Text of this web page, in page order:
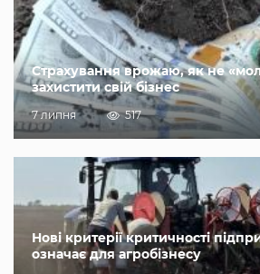
Страхування врожаю, як не
захистити свій бізнес
7 липня 517
Нові критерії критичності
означає для агробізнесу